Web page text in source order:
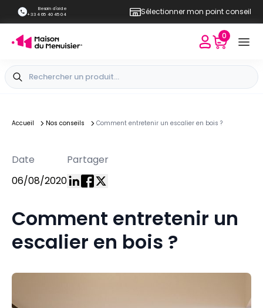
Besoin d'aide
+33 4 65 40 45 04
Sélectionner mon point conseil
0
Accueil Nos conseils Comment entretenir un escalier en bois ?
Date
06/08/2020
Partager
Comment entretenir un
escalier en bois ?